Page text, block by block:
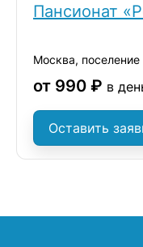
Пансионат
Москва,
от 990 ₽ в
Оставить